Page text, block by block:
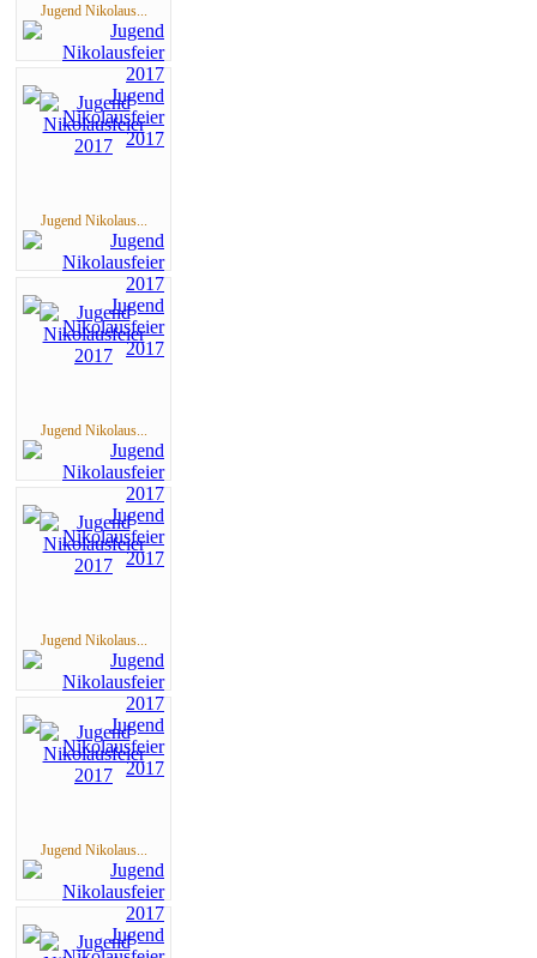
Jugend Nikolaus...
Jugend Nikolaus...
Jugend Nikolaus...
Jugend Nikolaus...
Jugend Nikolaus...